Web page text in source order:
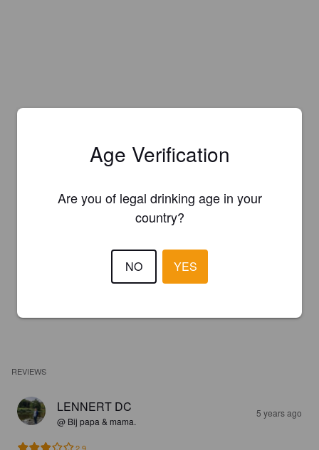
REVIEWS
LENNERT DC
@ Bij papa & mama.
5 years ago
Age Verification
Are you of legal drinking age in your
country?
NO YES